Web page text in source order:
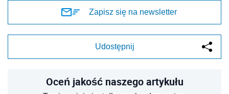
Zapisz się na newsletter
Udostępnij
Oceń jakość naszego artykułu